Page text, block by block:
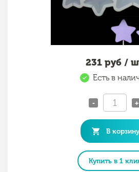
231 руб /
Есть в
- +
В корзину
Купить в 1